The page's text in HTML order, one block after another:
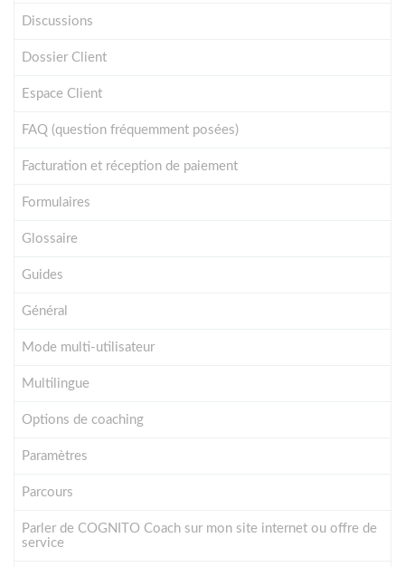
Discussions
Dossier Client
Espace Client
FAQ (question fréquemment posées)
Facturation et réception de paiement
Formulaires
Glossaire
Guides
Général
Mode multi-utilisateur
Multilingue
Options de coaching
Paramètres
Parcours
Parler de COGNITO Coach sur mon site internet ou offre de
service